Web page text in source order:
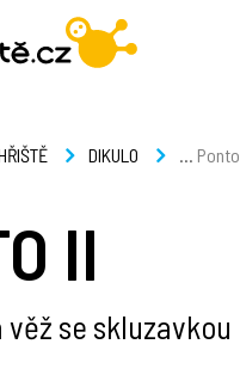
DIKULO ... Ponto
II
věž se skluzavkou